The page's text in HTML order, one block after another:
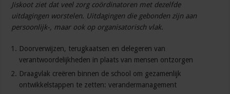
Jiskoot ziet dat veel zorg coördinatoren met dezelfde
uitdagingen worstelen. Uitdagingen die gebonden zijn aan
persoonlijk-, maar ook op organisatorisch vlak.
Doorverwijzen, terugkaatsen en delegeren van
verantwoordelijkheden in plaats van mensen ontzorgen
Draagvlak creëren binnen de school om gezamenlijk
ontwikkelstappen te zetten: verandermanagement